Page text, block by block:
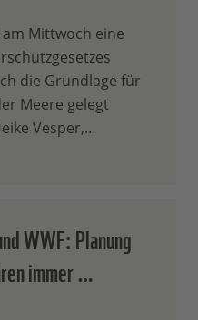
Mittwoch eine
die Grundlage für
Meere gelegt
Vesper,…
WWF: Planung
immer …